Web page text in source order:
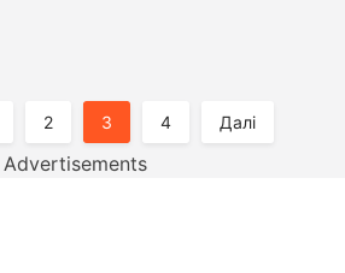
2 3 4 Далі
Advertisements